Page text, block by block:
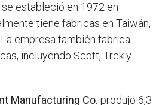
se estableció en 1972 en
tiene fábricas en Taiwán,
empresa también fabrica
incluyendo Scott, Trek y
Manufacturing Co. produjo 6,3